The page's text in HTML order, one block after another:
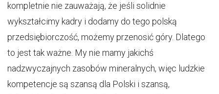
kompletnie nie zauważają, że jeśli solidnie
wykształcimy kadry i dodamy do tego polską
przedsiębiorczość, możemy przenosić góry. Dlatego
to jest tak ważne. My nie mamy jakichś
nadzwyczajnych zasobów mineralnych, więc ludzkie
kompetencje są szansą dla Polski i szansą,